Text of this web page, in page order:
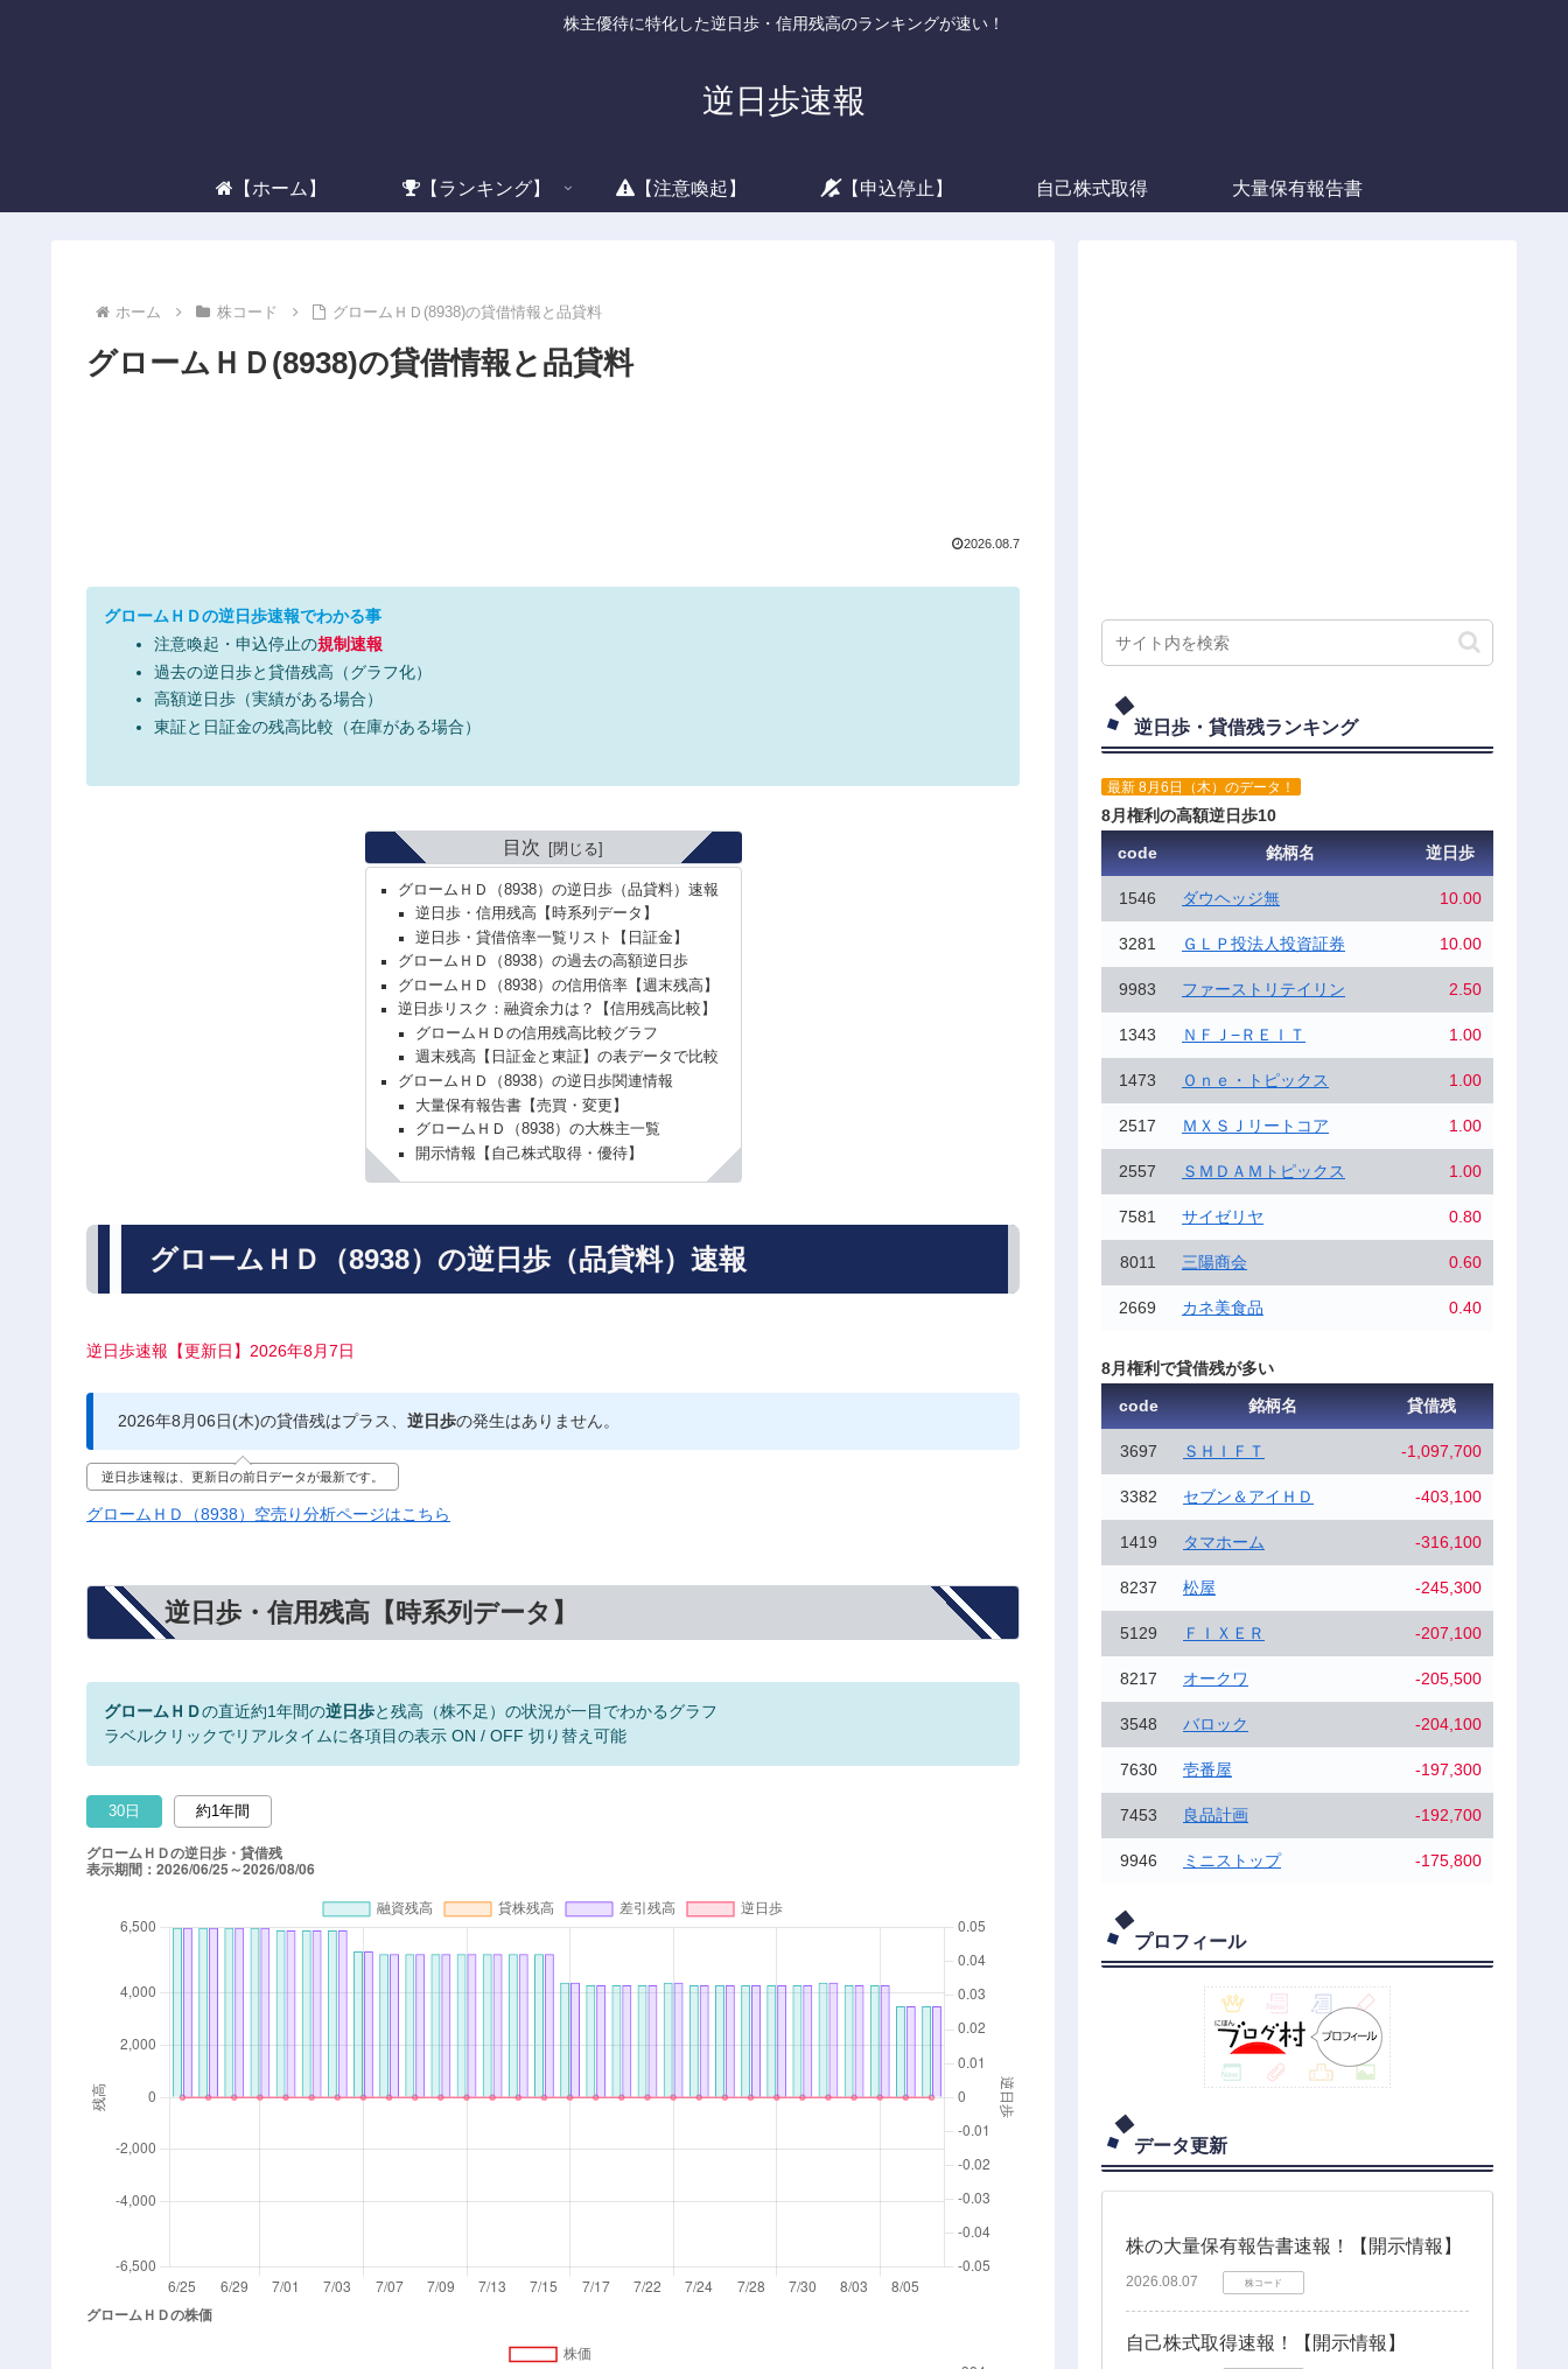
株主優待に特化した逆日歩・信用残高のランキングが速い！
逆日歩速報
【ホーム】 【ランキング】 【注意喚起】 【申込停止】 自己株式取得 大量保有報告書
ホーム 株コード グロームＨＤ(8938)の貸借情報と品貸料
グロームＨＤ(8938)の貸借情報と品貸料
2026.08.7
グロームＨＤの逆日歩速報でわかる事
注意喚起・申込停止の規制速報
過去の逆日歩と貸借残高（グラフ化）
高額逆日歩（実績がある場合）
東証と日証金の残高比較（在庫がある場合）
目次
グロームＨＤ（8938）の逆日歩（品貸料）速報
逆日歩・信用残高【時系列データ】
逆日歩・貸借倍率一覧リスト【日証金】
グロームＨＤ（8938）の過去の高額逆日歩
グロームＨＤ（8938）の信用倍率【週末残高】
逆日歩リスク：融資余力は？【信用残高比較】
グロームＨＤの信用残高比較グラフ
週末残高【日証金と東証】の表データで比較
グロームＨＤ（8938）の逆日歩関連情報
大量保有報告書【売買・変更】
グロームＨＤ（8938）の大株主一覧
開示情報【自己株式取得・優待】
グロームＨＤ（8938）の逆日歩（品貸料）速報
逆日歩速報【更新日】2026年8月7日
2026年8月06日(木)の貸借残はプラス、 逆日歩の発生はありません。
逆日歩速報は、更新日の前日データが最新です。
グロームＨＤ（8938）空売り分析ページはこちら
逆日歩・信用残高【時系列データ】
グロームＨＤの直近約1年間の逆日歩と残高（株不足）の状況が一目でわかるグラフ
ラベルクリックでリアルタイムに各項目の表示 ON / OFF 切り替え可能
30日 約1年間
逆日歩・貸借残ランキング
最新 8月6日（木）のデータ！
8月権利の高額逆日歩10
code
銘柄名 逆日歩
1546 ダウヘッジ無 10.00
3281 ＧＬＰ投法人投資証券 10.00
9983 ファーストリテイリン 2.50
1343 ＮＦＪ−ＲＥＩＴ 1.00
1473 Ｏｎｅ・トピックス 1.00
2517 ＭＸＳＪリートコア 1.00
2557 ＳＭＤＡＭトピックス 1.00
7581 サイゼリヤ 0.80
8011 三陽商会 0.60
2669 カネ美食品 0.40
8月権利で貸借残が多い
code
銘柄名 貸借残
3697 ＳＨＩＦＴ -1,097,700
3382 セブン＆アイＨＤ -403,100
1419 タマホーム -316,100
8237 松屋 -245,300
5129 ＦＩＸＥＲ -207,100
8217 オークワ -205,500
3548 バロック -204,100
7630 壱番屋 -197,300
7453 良品計画 -192,700
9946 ミニストップ -175,800
プロフィール
データ更新
株の大量保有報告書速報！【開示情報】
2026.08.07 株コード
自己株式取得速報！【開示情報】